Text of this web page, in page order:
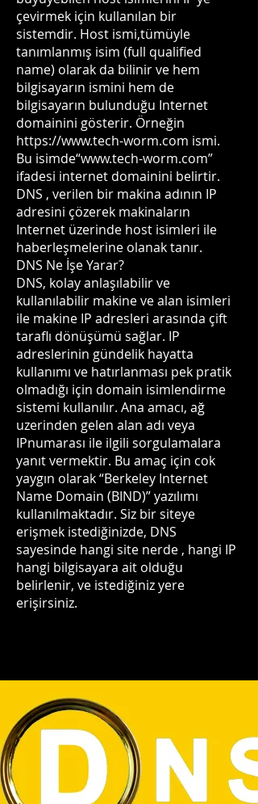
çevirmek için kullanılan bir
sistemdir. Host ismi,tümüyle
tanımlanmış isim (full qualified
name) olarak da bilinir ve hem
bilgisayarın ismini hem de
bilgisayarın bulunduğu Internet
domainini gösterir. Örneğin
https://www.tech-worm.com ismi.
Bu isimde“www.tech-worm.com”
ifadesi internet domainini belirtir.
DNS , verilen bir makina adının IP
adresini çözerek makinaların
Internet üzerinde host isimleri ile
haberleşmelerine olanak tanır.
DNS Ne İşe Yarar?
DNS, kolay anlaşılabilir ve
kullanılabilir makine ve alan isimleri
ile makine IP adresleri arasında çift
taraflı dönüşümü sağlar. IP
adreslerinin gündelik hayatta
kullanımı ve hatırlanması pek pratik
olmadığı için domain isimlendirme
sistemi kullanılır. Ana amacı, ağ
uzerinden gelen alan adı veya
IPnumarası ile ilgili sorgulamalara
yanıt vermektir. Bu amaç için cok
yaygın olarak “Berkeley Internet
Name Domain (BIND)” yazılımı
kullanılmaktadır. Siz bir siteye
erişmek istediğinizde, DNS
sayesinde hangi site nerde , hangi IP
hangi bilgisayara ait olduğu
belirlenir, ve istediğiniz yere
erişirsiniz.